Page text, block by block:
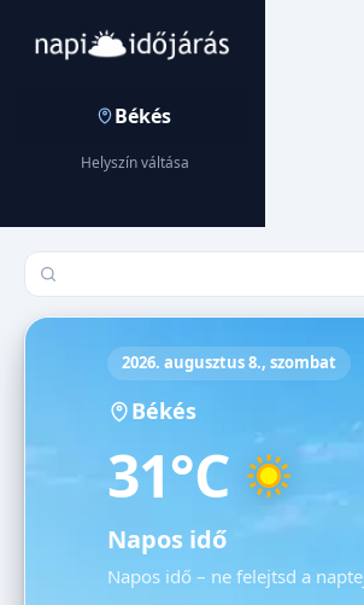
Békés
Helyszín váltása
Település keresése
2026. augusztus 8., szombat
Békés
31°C
Napos idő
Napos idő – ne felejtsd a